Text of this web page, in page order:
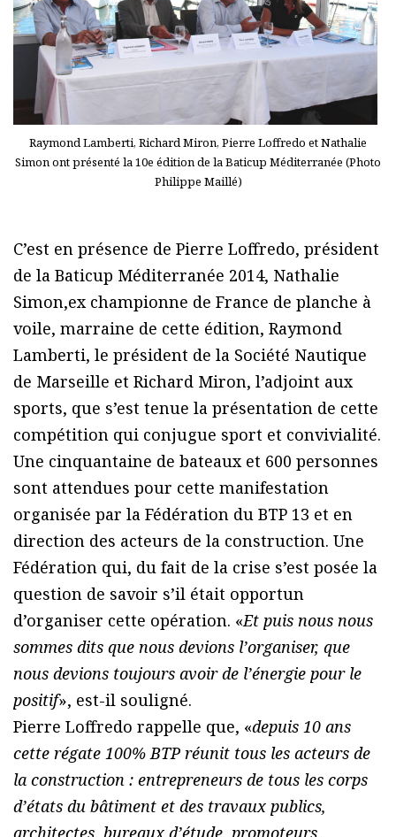
Raymond Lamberti, Richard Miron, Pierre Loffredo et Nathalie
Simon ont présenté la 10e édition de la Baticup Méditerranée (Photo
Philippe Maillé)
C’est en présence de Pierre Loffredo, président
de la Baticup Méditerranée 2014, Nathalie
Simon,ex championne de France de planche à
voile, marraine de cette édition, Raymond
Lamberti, le président de la Société Nautique
de Marseille et Richard Miron, l’adjoint aux
sports, que s’est tenue la présentation de cette
compétition qui conjugue sport et convivialité.
Une cinquantaine de bateaux et 600 personnes
sont attendues pour cette manifestation
organisée par la Fédération du BTP 13 et en
direction des acteurs de la construction. Une
Fédération qui, du fait de la crise s’est posée la
question de savoir s’il était opportun
d’organiser cette opération. «Et puis nous nous
sommes dits que nous devions l’organiser, que
nous devions toujours avoir de l’énergie pour le
positif», est-il souligné.
Pierre Loffredo rappelle que, «depuis 10 ans
cette régate 100% BTP réunit tous les acteurs de
la construction : entrepreneurs de tous les corps
d’états du bâtiment et des travaux publics,
architectes, bureaux d’étude, promoteurs,